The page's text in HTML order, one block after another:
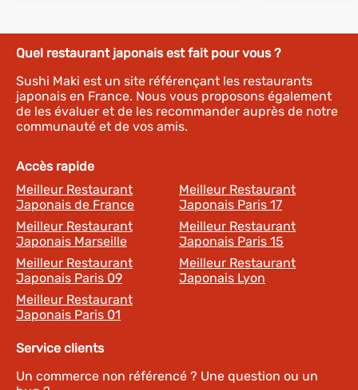
Quel restaurant japonais est fait pour vous ?
Sushi Maki est un site référençant les restaurants
japonais en France. Nous vous proposons également
de les évaluer et de les recommander auprès de notre
communauté et de vos amis.
Accès rapide
Meilleur Restaurant
Japonais de France
Meilleur Restaurant
Japonais Paris 17
Meilleur Restaurant
Japonais Marseille
Meilleur Restaurant
Japonais Paris 15
Meilleur Restaurant
Japonais Paris 09
Meilleur Restaurant
Japonais Lyon
Meilleur Restaurant
Japonais Paris 01
Service clients
Un commerce non référencé ? Une question ou un